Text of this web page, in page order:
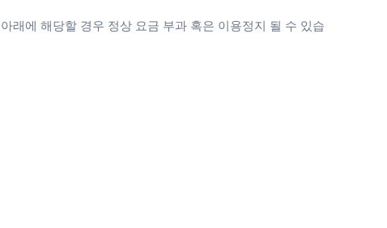
래에 해당할 경우 정상 요금 부과 혹은 이용정지 될 수 있습